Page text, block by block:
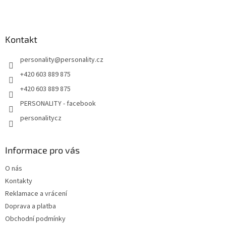
Kontakt
personality@personality.cz
+420 603 889 875
+420 603 889 875
PERSONALITY - facebook
personalitycz
Informace pro vás
O nás
Kontakty
Reklamace a vrácení
Doprava a platba
Obchodní podmínky